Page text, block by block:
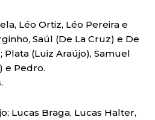
Léo Ortiz, Léo Pereira e
Saúl (De La Cruz) e De
Plata (Luiz Araújo), Samuel
e Pedro.
Lucas Braga, Lucas Halter,